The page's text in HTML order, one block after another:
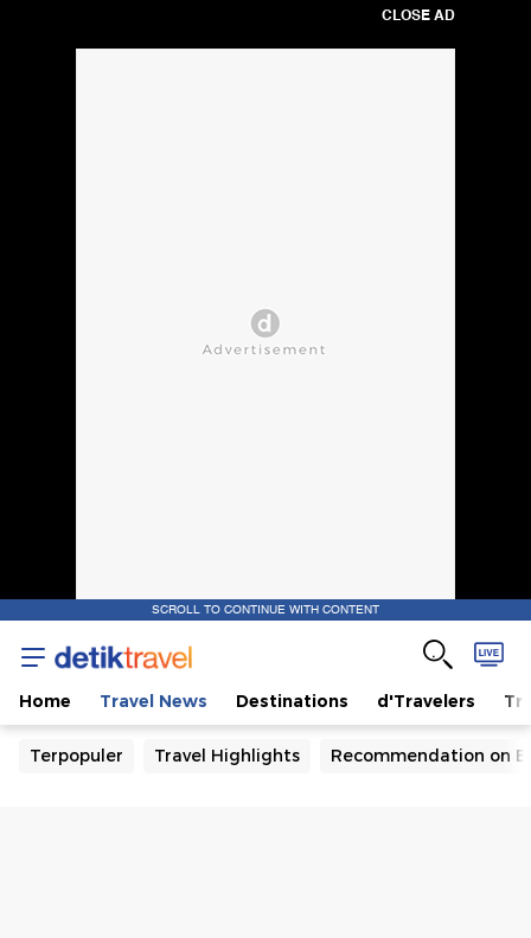
CLOSE AD
SCROLL TO CONTINUE WITH CONTENT
Home Travel News Destinations d'Travelers
Terpopuler Travel Highlights Recommendation on